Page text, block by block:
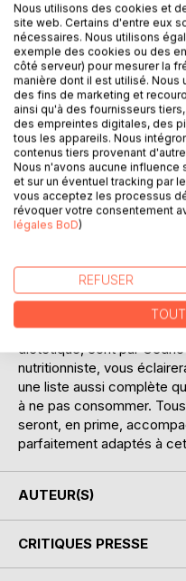
Ajouter à ma liste d'envies
Laisser un avis
Comment s'alimenter en
appelée intolérance
diététique, écrit par
nutritionniste, vous
une liste aussi complète
à ne pas consommer.
seront, en prime,
parfaitement adaptés à
AUTEUR(S)
CRITIQUES PRESSE
Nous utilisons des cookies et
site web. Certains d'entre eux
nécessaires. Nous utilisons
exemple des cookies ou des
côté serveur) pour mesurer la
manière dont il est utilisé.
des fins de marketing et
ainsi qu'à des fournisseurs
des empreintes digitales, des
tous les appareils. Nous
contenus tiers provenant
Nous n'avons aucune influence
et sur un éventuel tracking par
vous acceptez les processus
révoquer votre consentement
légales BoD)
REFUSER